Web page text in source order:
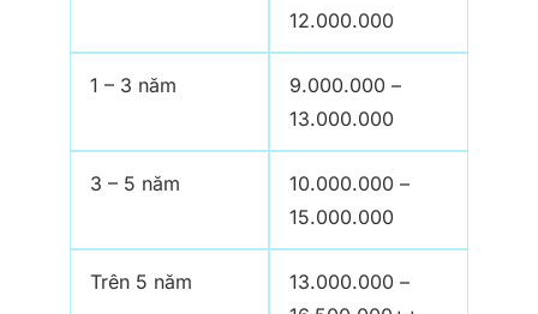
12.000.000
1 – 3 năm
9.000.000 –
13.000.000
3 – 5 năm
10.000.000 –
15.000.000
Trên 5 năm
13.000.000 –